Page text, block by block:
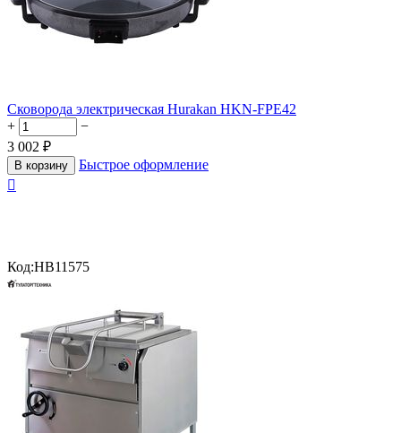
Сковорода электрическая Hurakan HKN-FPE42
+
−
3 002 ₽
В корзину
Быстрое оформление

Код:HB11575